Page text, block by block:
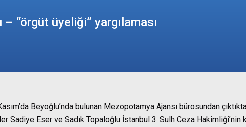
– “örgüt üyeliği” yargılaması
Beyoğlu’nda bulunan Mezopotamya Ajansı bürosundan
Sadiye Eser ve Sadık Topaloğlu İstanbul 3. Sulh Ceza Hakimliği’nin